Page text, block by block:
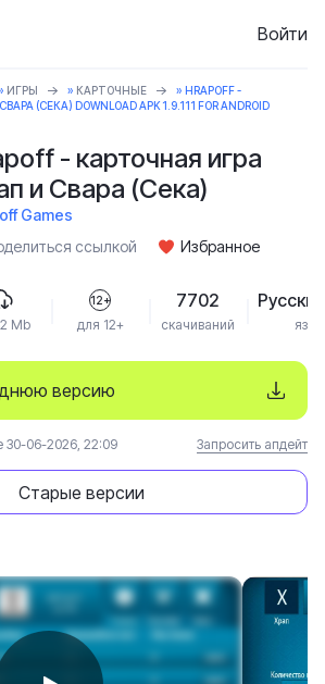
Войти
ИГРЫ » КАРТОЧНЫЕ
» HRAPOFF -
(СЕКА) DOWNLOAD APK 1.9.111 FOR ANDROID
- карточная игра
и Свара (Сека)
Games
ссылкой
Избранное
версию
Старые версии
30-06-2026, 22:09 Запросить апдейт
Mb
12+
для 12+
7702
скачиваний
Русский
язык